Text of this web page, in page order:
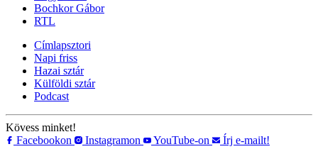
Bochkor Gábor
RTL
Címlapsztori
Napi friss
Hazai sztár
Külföldi sztár
Podcast
Kövess minket!
Facebookon
Instagramon YouTube-on Írj e-mailt!